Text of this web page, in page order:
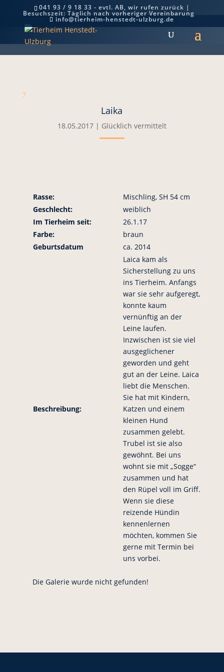
041 93 / 9 18 33 - evtl. AB, wir rufen zurück |
Besuchszeit: Täglich nach vorheriger Vereinbarung
info@tierheim-henstedt-ulzburg.de
Laika
7
Laika
18.05.2017| Glücklich vermittelt
Rasse:
Mischling, SH 54 cm
Geschlecht:
weiblich
Im Tierheim seit:
26.1.17
Farbe:
braun
Geburtsdatum
ca. 2014
Beschreibung:
Laica kam als
Sicherstellung zu uns
ins Tierheim. Anfangs
war sie sehr aufgeregt,
konnte kaum
vernünftig an der
Leine laufen.
Inzwischen ist sie viel
ausgeglichener
geworden und geht
gut an der Leine. Laica
liebt die Menschen.
Sie hat mit Kindern,
Katzen und einem
kleinen Hund
zusammen gelebt.
Trubel ist sie also
gewöhnt. Bei uns
wohnt sie mit „Sogge“
zusammen und hat
den Rüpel voll im Griff.
Wenn sie diese
reizende Hündin
kennenlernen
möchten, kommen Sie
gerne mit Termin bei
uns vorbei.
Die Galerie wurde nicht gefunden!